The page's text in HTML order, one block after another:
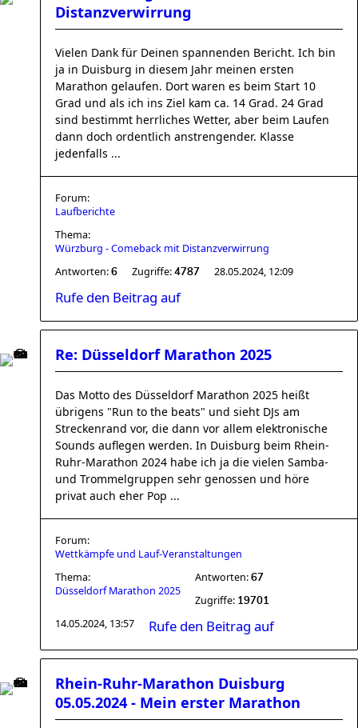
Distanzverwirrung
Vielen Dank für Deinen spannenden Bericht. Ich bin
ja in Duisburg in diesem Jahr meinen ersten
Marathon gelaufen. Dort waren es beim Start 10
Grad und als ich ins Ziel kam ca. 14 Grad. 24 Grad
sind bestimmt herrliches Wetter, aber beim Laufen
dann doch ordentlich anstrengender. Klasse
jedenfalls ...
Forum:
Laufberichte
Thema:
Würzburg - Comeback mit Distanzverwirrung
Antworten: 6 Zugriffe: 4787 28.05.2024, 12:09
Rufe den Beitrag auf
Re: Düsseldorf Marathon 2025
Das Motto des Düsseldorf Marathon 2025 heißt
übrigens "Run to the beats" und sieht DJs am
Streckenrand vor, die dann vor allem elektronische
Sounds auflegen werden. In Duisburg beim Rhein-
Ruhr-Marathon 2024 habe ich ja die vielen Samba-
und Trommelgruppen sehr genossen und höre
privat auch eher Pop ...
Forum:
Wettkämpfe und Lauf-Veranstaltungen
Thema:
Düsseldorf Marathon 2025
Antworten: 67
Zugriffe: 19701
14.05.2024, 13:57 Rufe den Beitrag auf
Rhein-Ruhr-Marathon Duisburg
05.05.2024 - Mein erster Marathon